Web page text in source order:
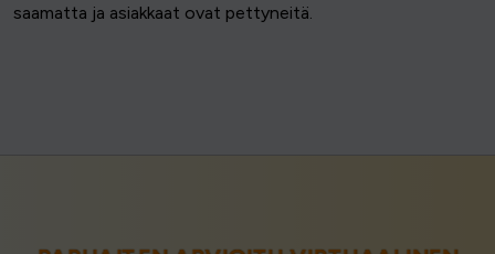
saamatta ja asiakkaat ovat pettyneitä.